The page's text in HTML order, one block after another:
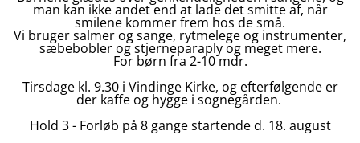
man kan ikke andet end at lade det smitte af, når
smilene kommer frem hos de små.
Vi bruger salmer og sange, rytmelege og instrumenter,
sæbebobler og stjerneparaply og meget mere.
For børn fra 2-10 mdr.
Tirsdage kl. 9.30 i Vindinge Kirke, og efterfølgende er
der kaffe og hygge i sognegården.
Hold 3 - Forløb på 8 gange startende d. 18. august